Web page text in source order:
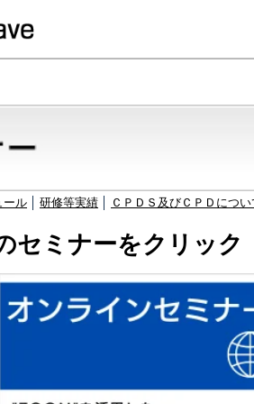
ール 研修等実績 ＣＰＤＳ及びＣＰＤにつ
セミナーをクリック